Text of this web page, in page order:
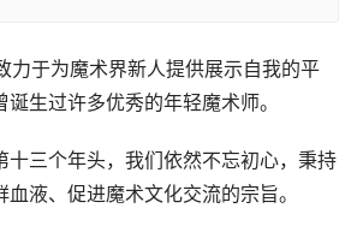
力于为魔术界新人提供展示自我的平
生过许多优秀的年轻魔术师。
十三个年头，我们依然不忘初心，秉持
液、促进魔术文化交流的宗旨。